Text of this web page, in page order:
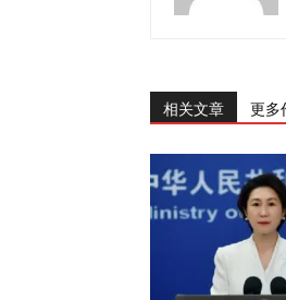
相关文章 更多